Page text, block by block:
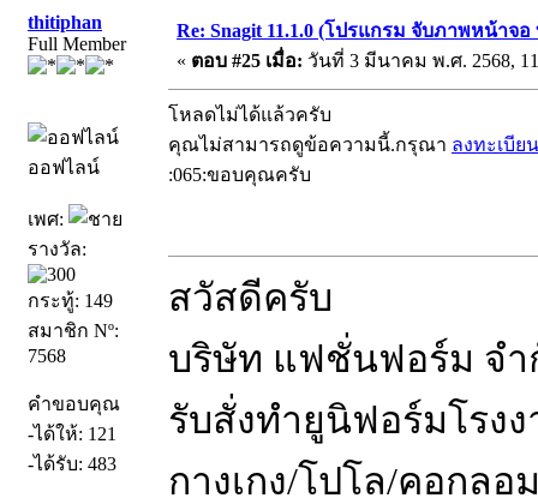
thitiphan
Full Member
ออฟไลน์
เพศ:
รางวัล:
กระทู้: 149
สมาชิก Nº:
7568
คำขอบคุณ
-ได้ให้: 121
-ได้รับ: 483
Re: Snagit 11.1.0 (โปรแกรม จับภาพหน้าจ
« ตอบ #25 เมื่อ: วันที่ 3 มีนาคม พ.ศ. 2568,
โหลดไม่ได้แล้วครับ
คุณไม่สามารถดูข้อความนี้.กรุณา ลงทะเบียน
:065:ขอบคุณครับ
สวัสดีครับ
บริษัท แฟชั่นฟอร์ม จำ
รับสั่งทำยูนิฟอร์มโรง
กางเกง/โปโล/คอกล